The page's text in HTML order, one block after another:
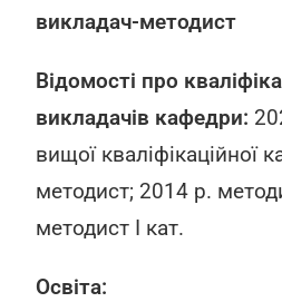
викладач-методист
Відомості про
викладачів кафедри:
вищої кваліфікаційної
методист; 2014 р.
методист І кат.
Освіта: